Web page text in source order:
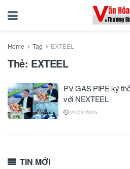
Home Tag EXTEEL
Thẻ: EXTEEL
PV GAS PIPE ký
với NEXTEEL
24/02/2025
TIN MỚI